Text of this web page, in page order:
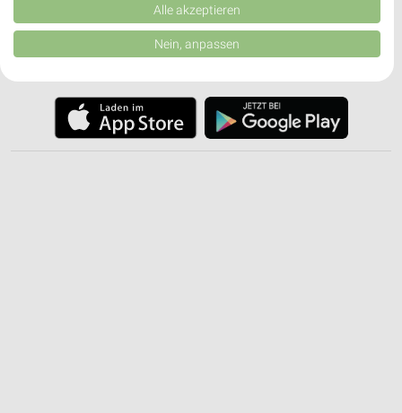
Einkaufsliste - Einkauf stressfrei planen
JETZT LADEN UND SPAREN!
Verbesserung der Angebote. Verwendung reduzierter Daten zur Auswahl
von Inhalten.
Daten können außerhalb der Europäischen Union weitergegeben und in die
USA gesendet werden.
Website/App.
Partnerliste anzeigen (1 IAB-Anbieter)
Wir nutzen Ihre Daten für folgende Zwecke:
Alle akzeptieren
Nein, anpassen